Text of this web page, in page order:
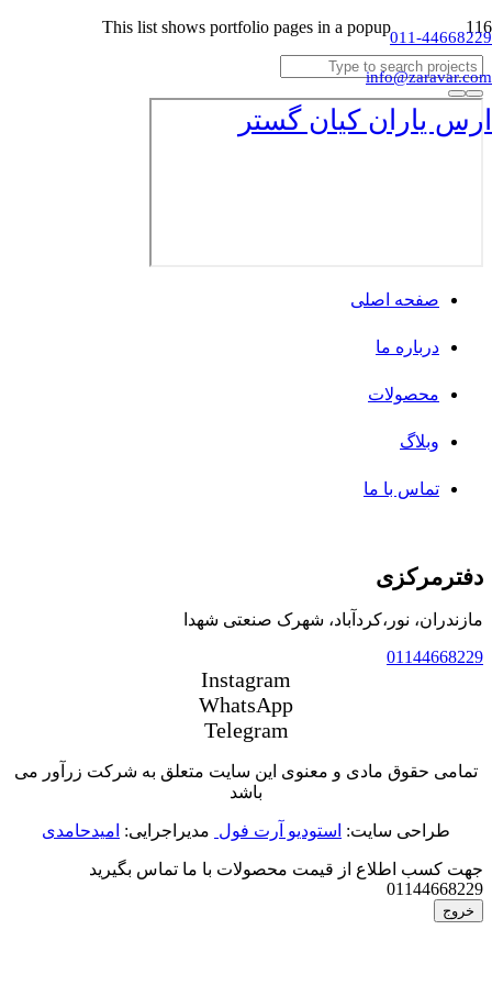
011-44668229
info@zaravar.com
ارس یاران کیان گستر
This list shows portfolio pages in a popup
صفحه اصلی
درباره ما
محصولات
وبلاگ
تماس با ما
دفترمرکزی
مازندران، نور،کردآباد، شهرک صنعتی شهدا
01144668229
Instagram
WhatsApp
Telegram
تمامی حقوق مادی و معنوی این سایت متعلق به شرکت زرآور می
باشد
طراحی سایت: استودیو آرت فول مدیراجرایی: امیدحامدی
جهت کسب اطلاع از قیمت محصولات با ما تماس بگیرید
01144668229
خروج